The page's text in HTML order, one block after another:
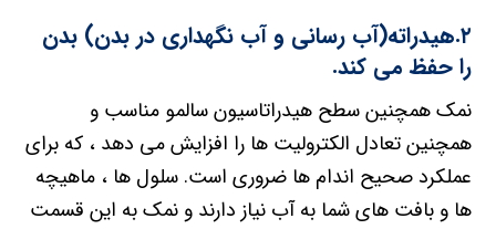
۲.هیدراته(آب رسانی و آب نگهداری در بدن) بدن
را حفظ می کند.
نمک همچنین سطح هیدراتاسیون سالمو مناسب و
همچنین تعادل الکترولیت ها را افزایش می دهد ، که برای
عملکرد صحیح اندام ها ضروری است. سلول ها ، ماهیچه
ها و بافت های شما به آب نیاز دارند و نمک به این قسمت